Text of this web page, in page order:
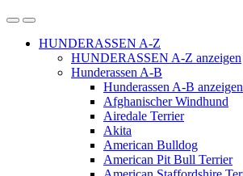
HUNDERASSEN A-Z
HUNDERASSEN A-Z anzeigen
Hunderassen A-B
Hunderassen A-B anzeigen
Afghanischer Windhund
Airedale Terrier
Akita
American Bulldog
American Pit Bull Terrier